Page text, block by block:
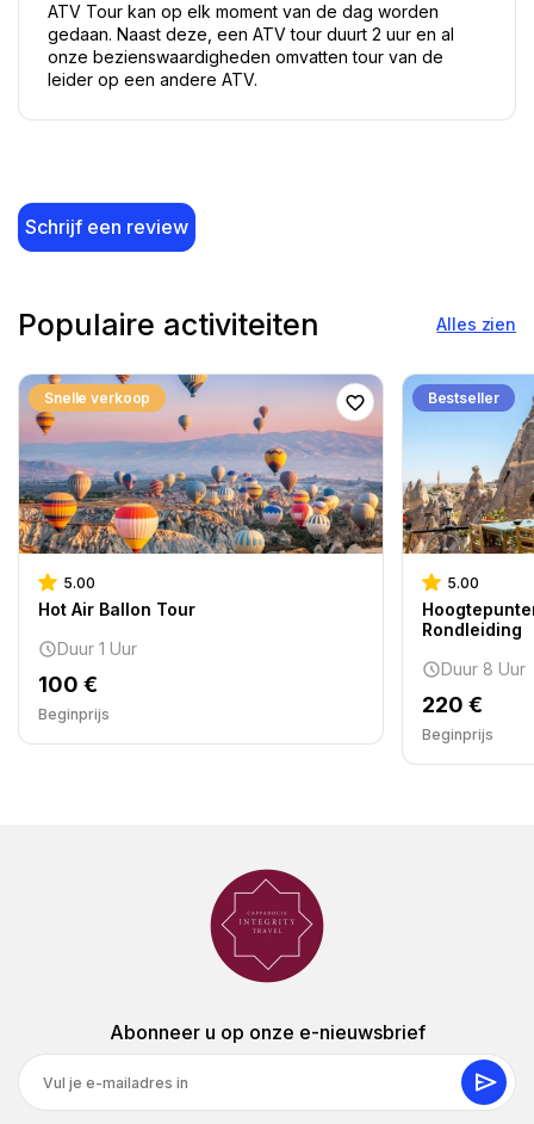
ATV Tour kan op elk moment van de dag worden
gedaan. Naast deze, een ATV tour duurt 2 uur en al
onze bezienswaardigheden omvatten tour van de
leider op een andere ATV.
Schrijf een review
Populaire activiteiten Alles zien
Snelle verkoop
5.00
Hot Air Ballon Tour
Duur 1 Uur
100 €
Beginprijs
Bestseller
5.00
Rondleiding
Duur 8 Uur
220 €
Beginprijs
Abonneer u op onze e-nieuwsbrief